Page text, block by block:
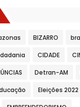
BIZARRO
CIDADE
Detran-AM
Eleições 2022